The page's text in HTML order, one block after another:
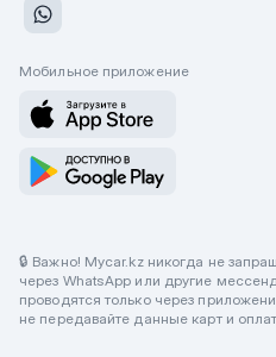
Мобильное приложение
🔒 Важно! Mycar.kz никогда не
через WhatsApp или другие
проводятся только через
не передавайте данные карт и